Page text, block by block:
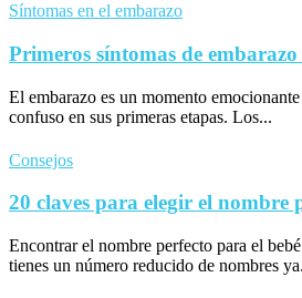
Síntomas en el embarazo
Primeros síntomas de
El embarazo es un momento
confuso en sus primeras etapas. Los...
Consejos
20 claves para elegir el nombre
Encontrar el nombre perfecto para el
tienes un número reducido de nombres